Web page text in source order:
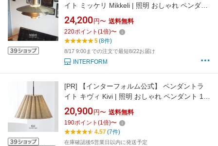
イト ミッケリ Mikkeli | 照明 おしゃれ ペンダン
ト 1灯 照明器具 LED ルームライト 北欧 海外イ
ンテリア アンティーク ビンテージ ミッドセン
チュリー リビング ダイニング 一人暮らし かわ
いい インテリア ライト ゴールド カフェ
24,200 円〜 送料無料
220ポイント (1倍)〜
5(8件)
8/17 9:00までの注文で最短8/22お届け
INTERFORM
[PR]
【インターフォルム公式】 ペンダントラ
イト キヴィ Kivi | 照明 おしゃれ ペンダント 1灯
照明器具 LED ルームライト 北欧 ナチュラル レ
トロ 海外インテリア ジャパンディ アンティー
ク リビング ダイニング 一人暮らし かわいい イ
ンテリア ライト 布セード ドレープ
20,900 円〜 送料無料
190ポイント (1倍)〜
4.57(7件)
在庫確認後5営業日以内に発送予定